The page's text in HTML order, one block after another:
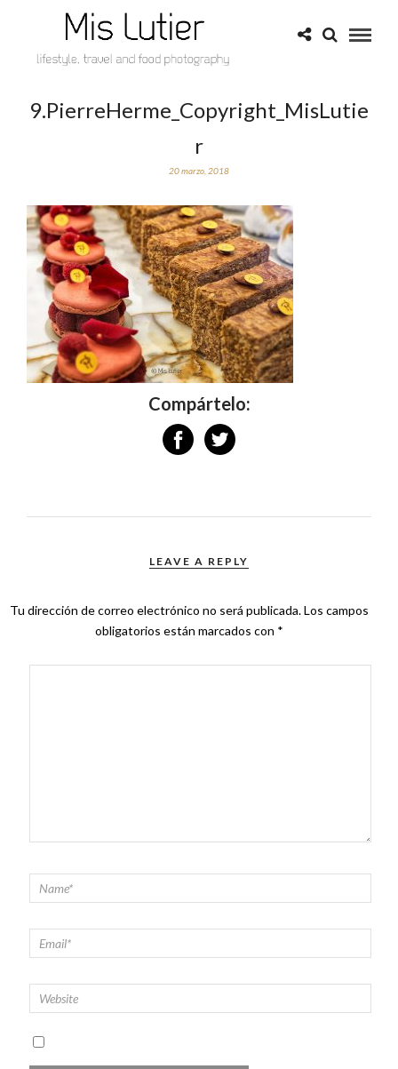
9.PierreHerme_Copyright_MisLutie
r
20 marzo, 2018
Compártelo:
LEAVE A REPLY
Tu dirección de correo electrónico no será publicada.Los campos
obligatorios están marcados con *